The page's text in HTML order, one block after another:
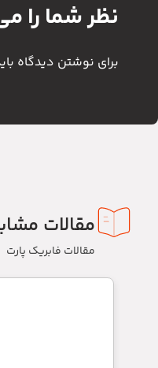
نظر شما را
برای نوشتن دیدگاه
مقالات
مقالات فابریک پارت